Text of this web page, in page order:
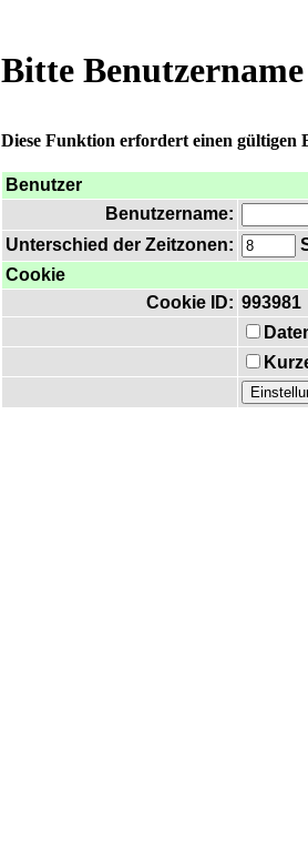
Bitte
Diese Funktion erfordert einen gültigen
Benutzer
Benutzername:
Unterschied der Zeitzonen:
Cookie
Cookie ID: 993981